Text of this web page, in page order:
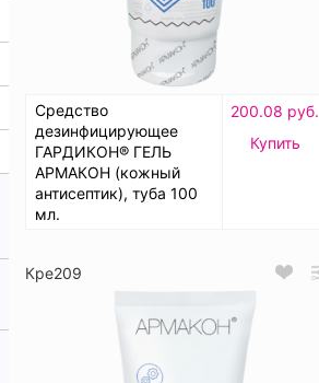
Средство
дезинфицирующее
ГАРДИКОН® ГЕЛЬ
АРМАКОН (кожный
антисептик), туба 100
мл.
200.08 руб.
Купить
Кре209